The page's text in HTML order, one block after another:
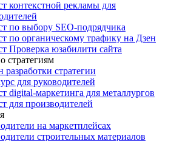
контекстной рекламы для
по выбору SEO-подрядчика
по органическому трафику на Дзен
Проверка юзабилити сайта
стратегиям
стратегии
для руководителей
digital-маркетинга для металлургов
для производителей
на маркетплейсах
строительных материалов